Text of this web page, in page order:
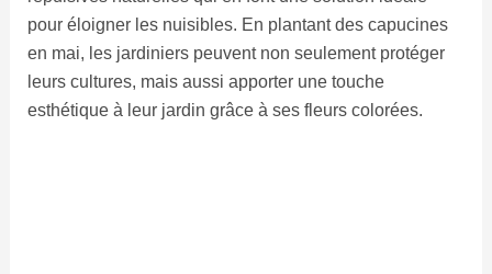
pour éloigner les nuisibles. En plantant des capucines
en mai, les jardiniers peuvent non seulement protéger
leurs cultures, mais aussi apporter une touche
esthétique à leur jardin grâce à ses fleurs colorées.